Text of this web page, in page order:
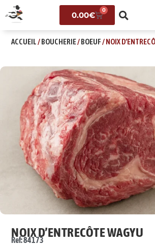
0.00€
0
ACCUEIL/BOUCHERIE/BOEUF/ NOIX
NOIX D’ENTRECÔTE WAGYU
Ref: 84173